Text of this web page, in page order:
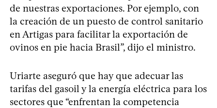
de nuestras exportaciones. Por ejemplo, con
la creación de un puesto de control sanitario
en Artigas para facilitar la exportación de
ovinos en pie hacia Brasil”, dijo el ministro.
Uriarte aseguró que hay que adecuar las
tarifas del gasoil y la energía eléctrica para los
sectores que “enfrentan la competencia